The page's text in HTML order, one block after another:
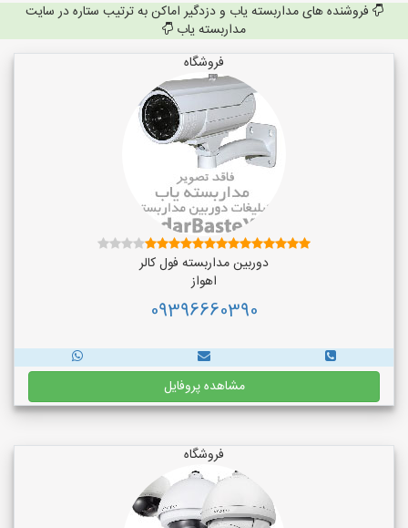
فروشنده های مداربسته یاب و دزدگیر اماکن به ترتیب ستاره در سایت
مداربسته یاب
فروشگاه
دوربین مداربسته فول کالر
اهواز
09396660390
مشاهده پروفایل
فروشگاه